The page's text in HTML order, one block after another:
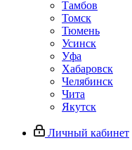
Тамбов
Томск
Тюмень
Усинск
Уфа
Хабаровск
Челябинск
Чита
Якутск
Личный кабинет